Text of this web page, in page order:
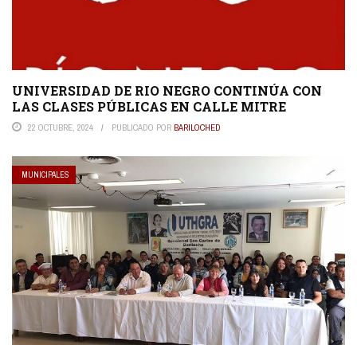
UNIVERSIDAD DE RIO NEGRO CONTINÚA CON
LAS CLASES PÚBLICAS EN CALLE MITRE
22 OCTUBRE, 2024 PUBLICADO POR BARILOCHED
MUNICIPALES